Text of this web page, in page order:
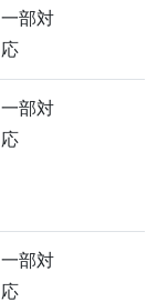
一部対
応
一部対
応
一部対
応